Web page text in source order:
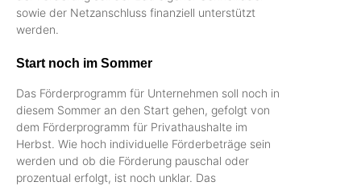
sowie der Netzanschluss finanziell unterstützt
werden.
Start noch im Sommer
Das Förderprogramm für Unternehmen soll noch in
diesem Sommer an den Start gehen, gefolgt von
dem Förderprogramm für Privathaushalte im
Herbst. Wie hoch individuelle Förderbeträge sein
werden und ob die Förderung pauschal oder
prozentual erfolgt, ist noch unklar. Das